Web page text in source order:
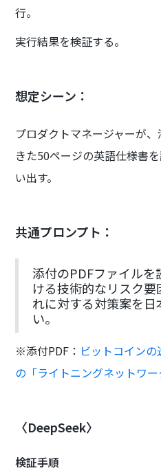
行。
実行結果を検証する。
想定シーン：
プロダクトマネージャーが
きた50ページの英語仕様書
い出す。
共通プロンプト：
添付のPDFファイル
ける技術的なリスク
れに対する対策案を
い。
※添付PDF： ビットコイン
の「ライトニングネットワ
〈DeepSeek〉
検証手順